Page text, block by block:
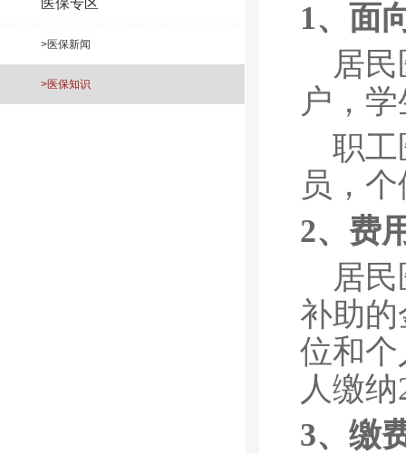
>医保新闻
>医保知识
1、面
居
户，
职工
员，
2、费
居
补助
位和
人缴
3、缴